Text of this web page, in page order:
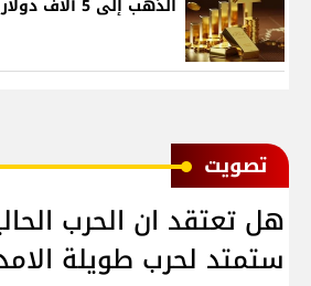
الذهب إلى 5 آلاف دولار في 2027؟
ﺗﺼﻮﻳﺖ
هل تعتقد ان الحرب
ستمتد لحرب طويلة